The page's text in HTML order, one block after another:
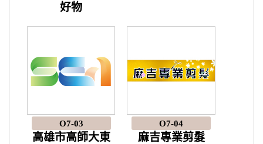
好物
O7-03
高雄市高師大東
O7-04
麻吉專業剪髮